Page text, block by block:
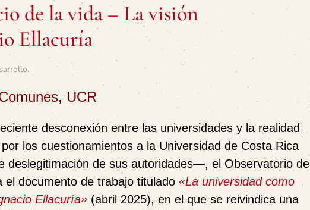
de la vida – La visión
Ellacuría
.
UCR
desconexión entre las universidades y la realidad
los cuestionamientos a la Universidad de Costa Rica
deslegitimación de sus autoridades—, el Observatorio de
el documento de trabajo titulado «La universidad como
Ellacuría» (abril 2025), en el que se reivindica una